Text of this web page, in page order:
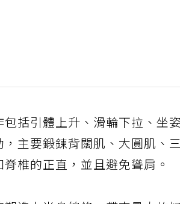
括引體上升、滑輪下拉、坐
主要鍛鍊背闊肌、大圓肌、
椎的正直，並且避免聳肩。